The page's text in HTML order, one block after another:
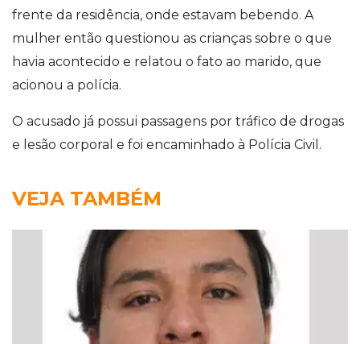
frente da residência, onde estavam bebendo. A
mulher então questionou as crianças sobre o que
havia acontecido e relatou o fato ao marido, que
acionou a polícia.
O acusado já possui passagens por tráfico de drogas
e lesão corporal e foi encaminhado à Polícia Civil.
VEJA TAMBÉM